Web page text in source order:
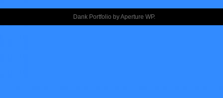
Dank Portfolio byAperture WP.